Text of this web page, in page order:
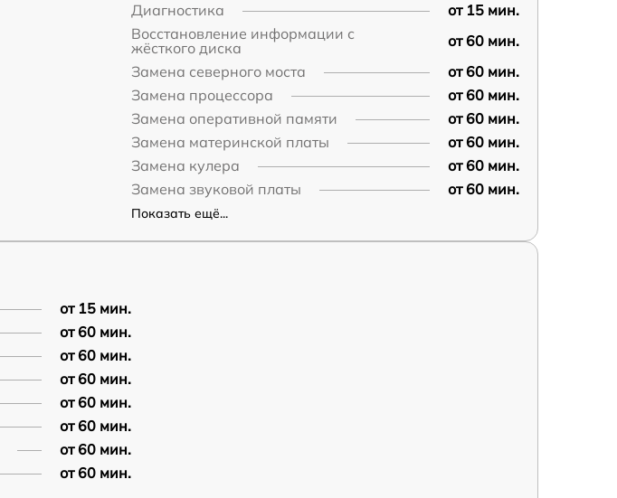
Диагностика
от 15 мин.
Восстановление информации с
жёсткого диска
от 60 мин.
Замена северного моста
от 60 мин.
Замена процессора
от 60 мин.
Замена оперативной памяти
от 60 мин.
Замена материнской платы
от 60 мин.
Замена кулера
от 60 мин.
Замена звуковой платы
от 60 мин.
Показать ещё...
от 15 мин.
от 60 мин.
от 60 мин.
от 60 мин.
от 60 мин.
от 60 мин.
от 60 мин.
от 60 мин.